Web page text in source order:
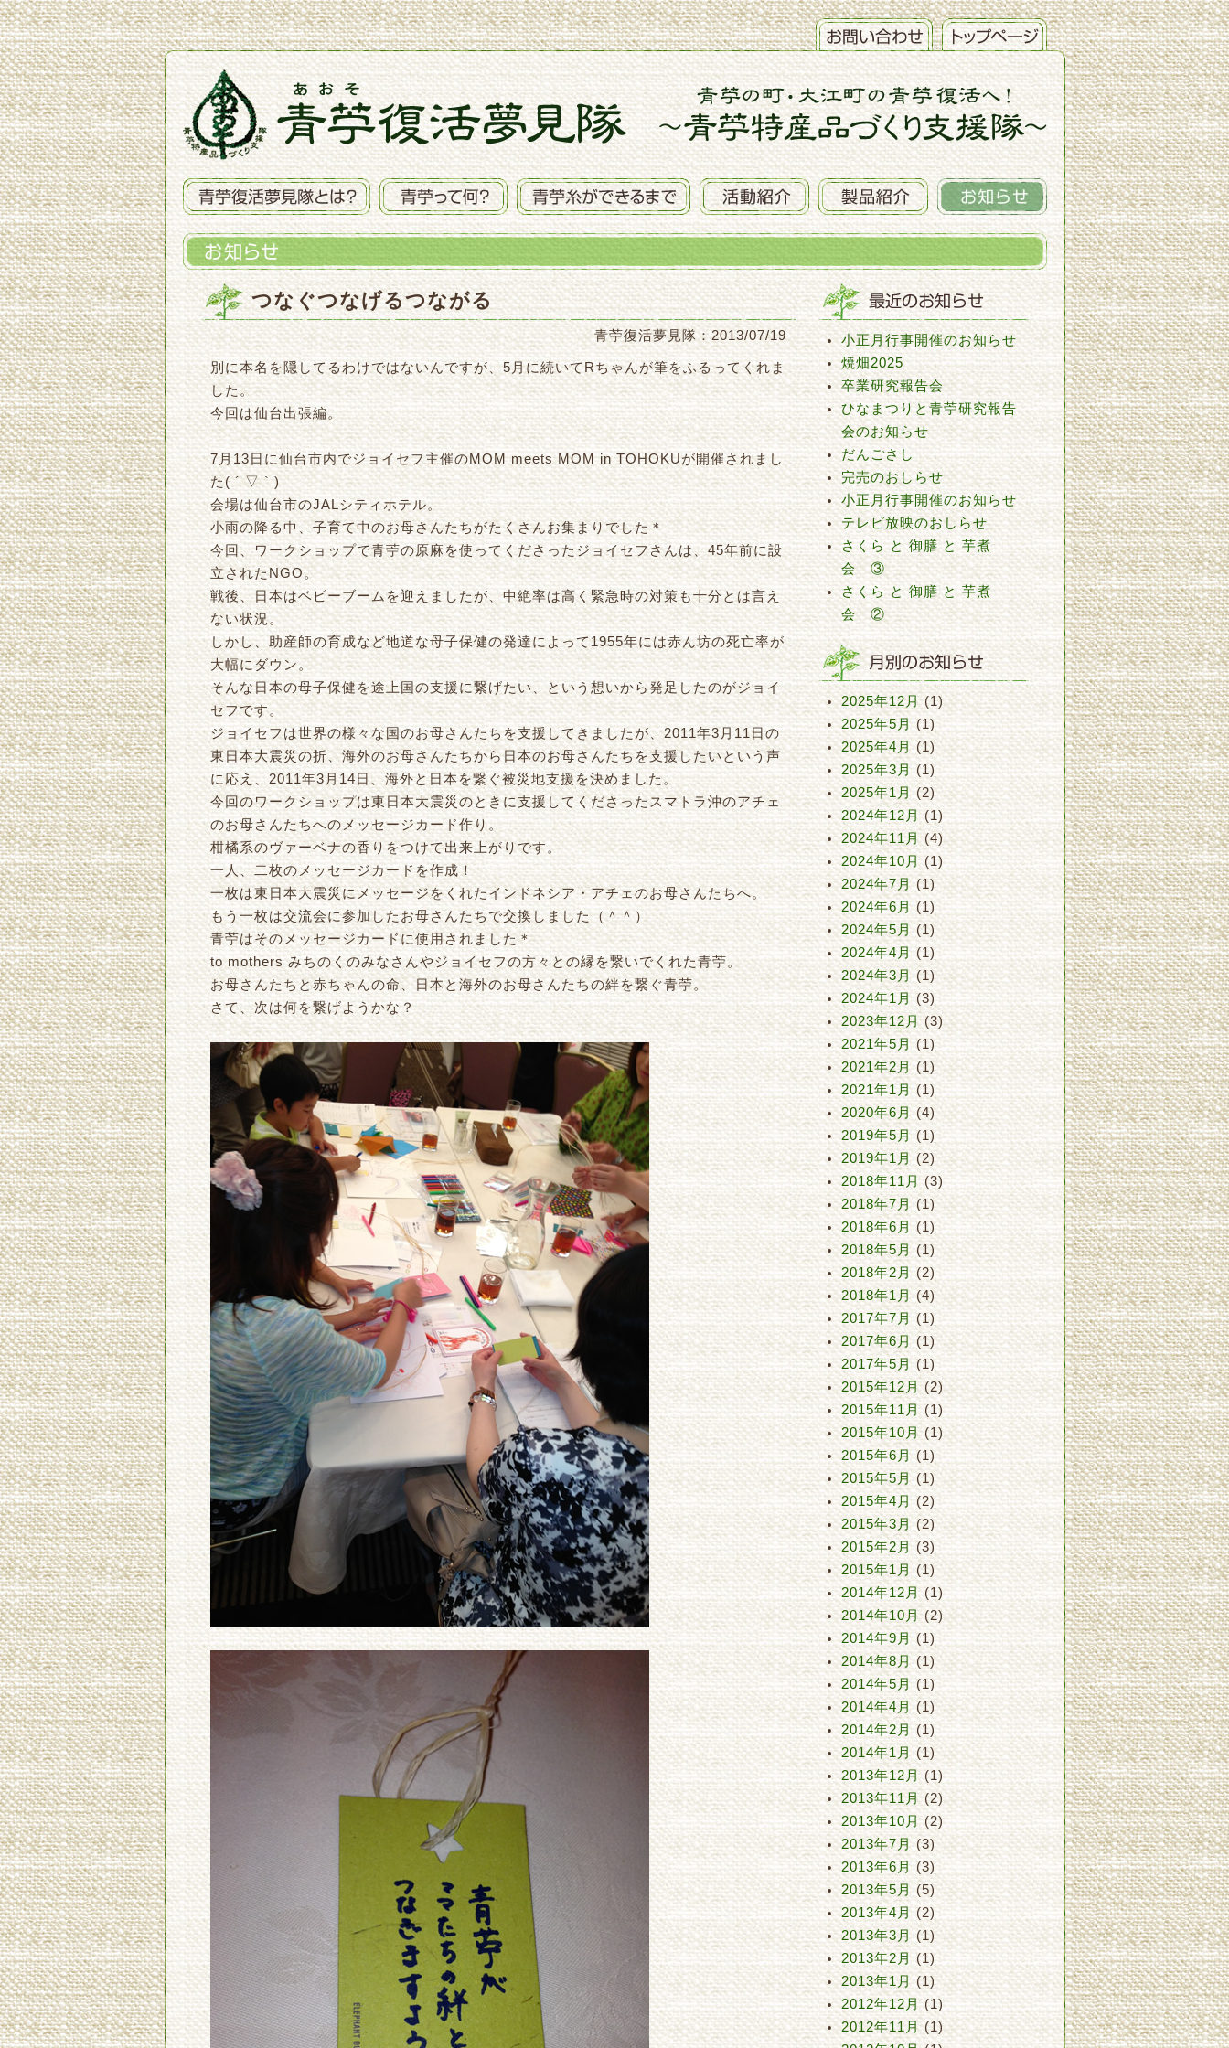
つなぐつなげるつながる
青苧復活夢見隊：2013/07/19
別に本名を隠してるわけではないんですが、5月に続いてRちゃんが筆をふるってくれま
した。
今回は仙台出張編。
7月13日に仙台市内でジョイセフ主催のMOM meets MOM in TOHOKUが開催されまし
た( ´ ▽ ` )
会場は仙台市のJALシティホテル。
小雨の降る中、子育て中のお母さんたちがたくさんお集まりでした＊
今回、ワークショップで青苧の原麻を使ってくださったジョイセフさんは、45年前に設
立されたNGO。
戦後、日本はベビーブームを迎えましたが、中絶率は高く緊急時の対策も十分とは言え
ない状況。
しかし、助産師の育成など地道な母子保健の発達によって1955年には赤ん坊の死亡率が
大幅にダウン。
そんな日本の母子保健を途上国の支援に繋げたい、という想いから発足したのがジョイ
セフです。
ジョイセフは世界の様々な国のお母さんたちを支援してきましたが、2011年3月11日の
東日本大震災の折、海外のお母さんたちから日本のお母さんたちを支援したいという声
に応え、2011年3月14日、海外と日本を繋ぐ被災地支援を決めました。
今回のワークショップは東日本大震災のときに支援してくださったスマトラ沖のアチェ
のお母さんたちへのメッセージカード作り。
柑橘系のヴァーベナの香りをつけて出来上がりです。
一人、二枚のメッセージカードを作成！
一枚は東日本大震災にメッセージをくれたインドネシア・アチェのお母さんたちへ。
もう一枚は交流会に参加したお母さんたちで交換しました（＾＾）
青苧はそのメッセージカードに使用されました＊
to mothers みちのくのみなさんやジョイセフの方々との縁を繋いでくれた青苧。
お母さんたちと赤ちゃんの命、日本と海外のお母さんたちの絆を繋ぐ青苧。
さて、次は何を繋げようかな？
小正月行事開催のお知らせ
焼畑2025
卒業研究報告会
ひなまつりと青苧研究報告
会のお知らせ
だんごさし
完売のおしらせ
小正月行事開催のお知らせ
テレビ放映のおしらせ
さくら と 御膳 と 芋煮
会 ③
さくら と 御膳 と 芋煮
会 ②
2025年12月(1)
2025年5月 (1)
2025年4月 (1)
2025年3月 (1)
2025年1月 (2)
2024年12月(1)
2024年11月(4)
2024年10月(1)
2024年7月 (1)
2024年6月 (1)
2024年5月 (1)
2024年4月 (1)
2024年3月 (1)
2024年1月 (3)
2023年12月(3)
2021年5月 (1)
2021年2月 (1)
2021年1月 (1)
2020年6月 (4)
2019年5月 (1)
2019年1月 (2)
2018年11月(3)
2018年7月 (1)
2018年6月 (1)
2018年5月 (1)
2018年2月 (2)
2018年1月 (4)
2017年7月 (1)
2017年6月 (1)
2017年5月 (1)
2015年12月(2)
2015年11月(1)
2015年10月(1)
2015年6月 (1)
2015年5月 (1)
2015年4月 (2)
2015年3月 (2)
2015年2月 (3)
2015年1月 (1)
2014年12月(1)
2014年10月(2)
2014年9月 (1)
2014年8月 (1)
2014年5月 (1)
2014年4月 (1)
2014年2月 (1)
2014年1月 (1)
2013年12月(1)
2013年11月(2)
2013年10月(2)
2013年7月 (3)
2013年6月 (3)
2013年5月 (5)
2013年4月 (2)
2013年3月 (1)
2013年2月 (1)
2013年1月 (1)
2012年12月(1)
2012年11月(1)